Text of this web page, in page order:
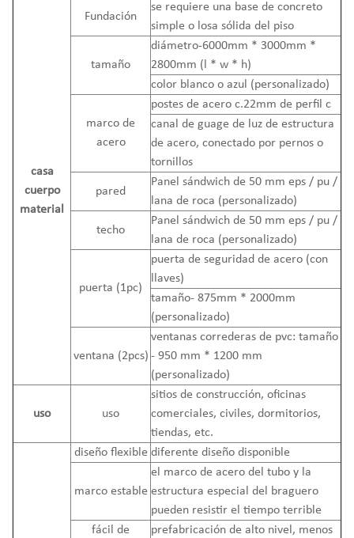
casa
cuerpo
material
Fundación
se requiere una base de concreto
simple o losa sólida del piso
tamaño
diámetro-6000mm * 3000mm *
2800mm (l * w * h)
color blanco o azul (personalizado)
marco de
acero
postes de acero c.22mm de perfil c
canal de guage de luz de estructura
de acero, conectado por pernos o
tornillos
pared
Panel sándwich de 50 mm eps / pu /
lana de roca (personalizado)
techo
Panel sándwich de 50 mm eps / pu /
lana de roca (personalizado)
puerta (1pc)
puerta de seguridad de acero (con
llaves)
tamaño- 875mm * 2000mm
(personalizado)
ventana (2pcs)
ventanas correderas de pvc: tamaño
- 950 mm * 1200 mm
(personalizado)
uso uso
sitios de construcción, oficinas
comerciales, civiles, dormitorios,
tiendas, etc.
diseño flexible diferente diseño disponible
marco estable
el marco de acero del tubo y la
estructura especial del braguero
pueden resistir el tiempo terrible
fácil de
prefabricación de alto nivel, menos